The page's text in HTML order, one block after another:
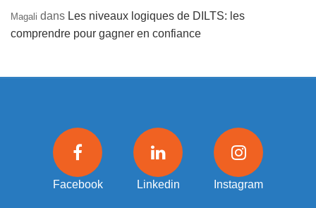
Magali dans Les niveaux logiques de DILTS: les
comprendre pour gagner en confiance
Facebook Linkedin Instagram